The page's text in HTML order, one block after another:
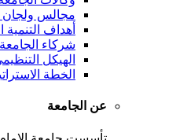
مجالس ولجان
أهداف التنمية
شركاء الجامعة
الهيكل
الخطة
عن الجامعة